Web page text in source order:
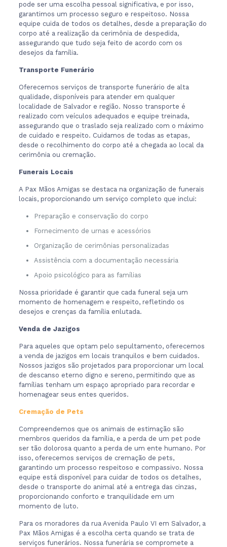
pode ser uma escolha pessoal significativa, e por isso,
garantimos um processo seguro e respeitoso. Nossa
equipe cuida de todos os detalhes, desde a preparação do
corpo até a realização da cerimônia de despedida,
assegurando que tudo seja feito de acordo com os
desejos da família.
Transporte Funerário
Oferecemos serviços de transporte funerário de alta
qualidade, disponíveis para atender em qualquer
localidade de Salvador e região. Nosso transporte é
realizado com veículos adequados e equipe treinada,
assegurando que o traslado seja realizado com o máximo
de cuidado e respeito. Cuidamos de todas as etapas,
desde o recolhimento do corpo até a chegada ao local da
cerimônia ou cremação.
Funerais Locais
A Pax Mãos Amigas se destaca na organização de funerais
locais, proporcionando um serviço completo que inclui:
Preparação e conservação do corpo
Fornecimento de urnas e acessórios
Organização de cerimônias personalizadas
Assistência com a documentação necessária
Apoio psicológico para as famílias
Nossa prioridade é garantir que cada funeral seja um
momento de homenagem e respeito, refletindo os
desejos e crenças da família enlutada.
Venda de Jazigos
Para aqueles que optam pelo sepultamento, oferecemos
a venda de jazigos em locais tranquilos e bem cuidados.
Nossos jazigos são projetados para proporcionar um local
de descanso eterno digno e sereno, permitindo que as
famílias tenham um espaço apropriado para recordar e
homenagear seus entes queridos.
Cremação de Pets
Compreendemos que os animais de estimação são
membros queridos da família, e a perda de um pet pode
ser tão dolorosa quanto a perda de um ente humano. Por
isso, oferecemos serviços de cremação de pets,
garantindo um processo respeitoso e compassivo. Nossa
equipe está disponível para cuidar de todos os detalhes,
desde o transporte do animal até a entrega das cinzas,
proporcionando conforto e tranquilidade em um
momento de luto.
Para os moradores da rua Avenida Paulo VI em Salvador, a
Pax Mãos Amigas é a escolha certa quando se trata de
serviços funerários. Nossa funerária se compromete a